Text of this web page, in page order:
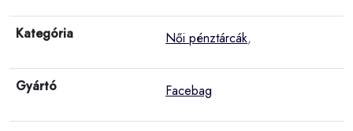
Kategória Női pénztárcák,
Gyártó Facebag